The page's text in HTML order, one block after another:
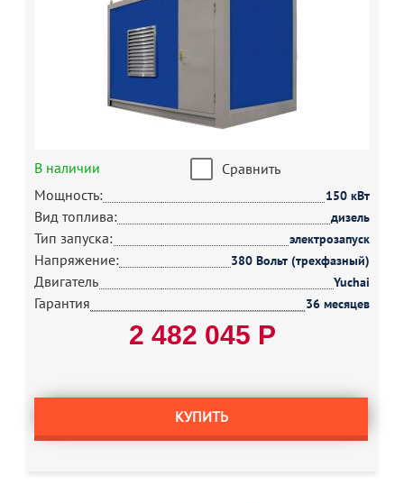
В наличии
Сравнить
Мощность:
150 кВт
Вид топлива: дизель
Тип запуска: электрозапуск
Напряжение: 380 Вольт (трехфазный)
Двигатель Yuchai
Гарантия 36 месяцев
2 482 045 Р
КУПИТЬ